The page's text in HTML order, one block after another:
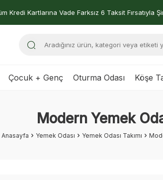
Kredi Kartlarına Vade Farksız 6 Taksit Fırsatıyla
Çocuk + Genç Oturma Odası Köşe
Modern Yemek
Anasayfa Yemek Odası Yemek Odası Takımı